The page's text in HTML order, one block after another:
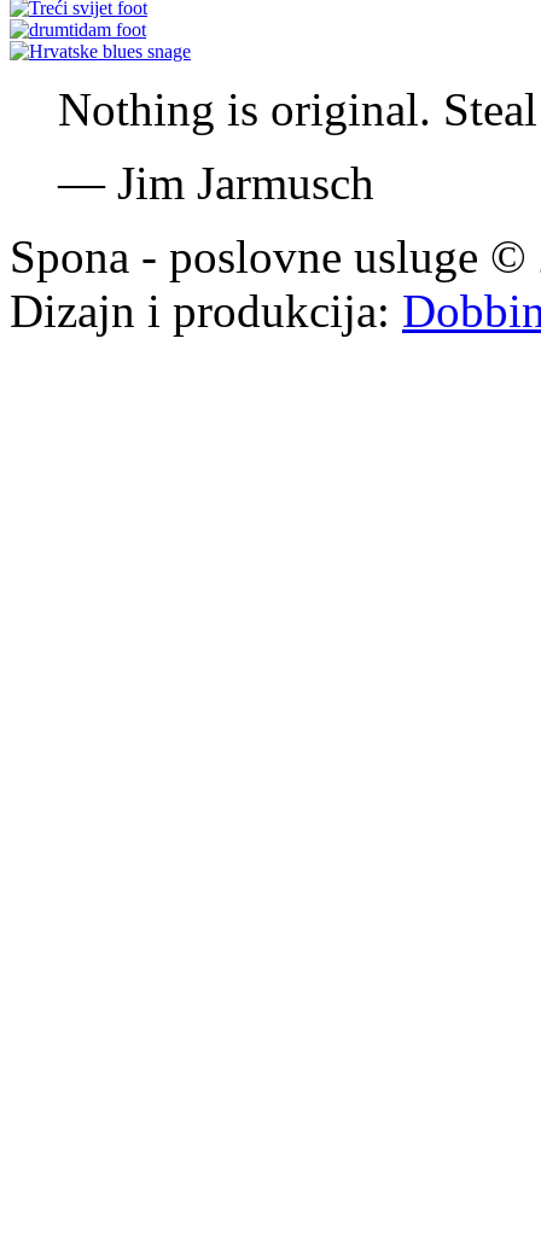
Nothing is original.
—Jim Jarmusch
Spona - poslovne usluge
Dizajn i produkcija: